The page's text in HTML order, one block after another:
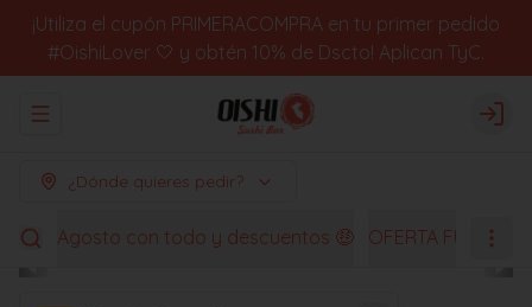
¡Utiliza el cupón PRIMERACOMPRA en tu primer pedido
#OishiLover 🤍 y obtén 10% de Dscto! Aplican TyC.
Abrir menu de navegación Login
¿Dónde quieres pedir?
Agosto con todo y descuentos 🤑 OFERTA FUGACES